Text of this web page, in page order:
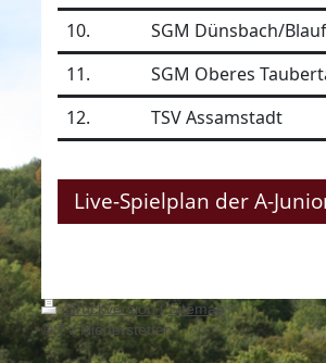
10.
SGM Dünsbach/
11.
SGM Oberes
12.
TSV Assamstadt
Live-Spielplan der A-
Druckversion| Sitemap
© TV Niederstetten